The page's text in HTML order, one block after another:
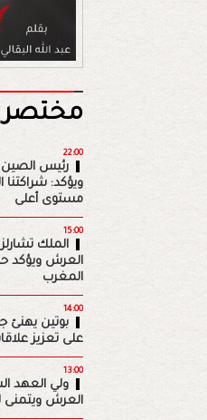
22:00
رئيس الصين
ويؤكد: شراكتنا
مستوى أعلى
15:00
الملك
العرش ويؤكد
المغرب
14:00
بوتين يهنئ
على تعزيز
13:00
ولي العهد
العرش ويتمنى